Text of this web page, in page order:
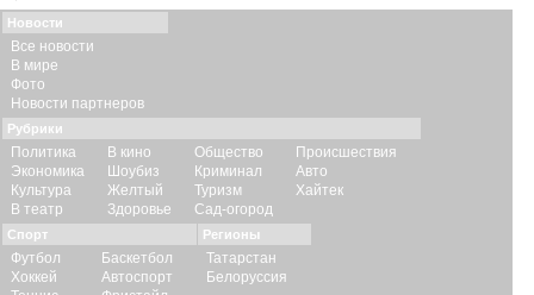
Новости
Все новости
В мире
Фото
Новости партнеров
Рубрики
Политика
Экономика
Культура
В театр
В кино
Шоубиз
Желтый
Здоровье
Общество
Криминал
Туризм
Сад-огород
Происшествия
Авто
Хайтек
Спорт
Футбол
Хоккей
Баскетбол
Автоспорт
Регионы
Татарстан
Белоруссия